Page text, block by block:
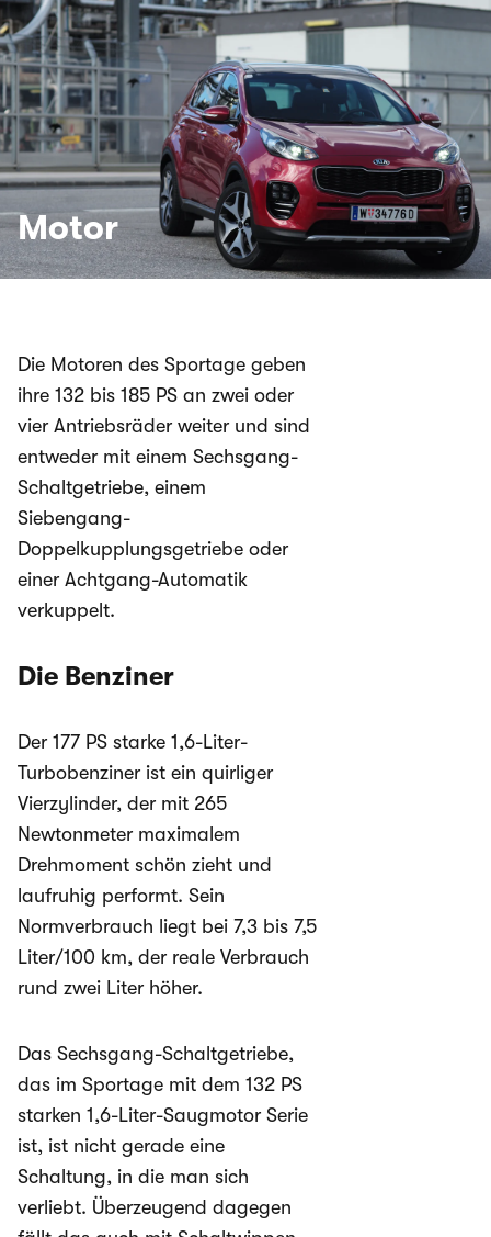
Motor
Die Motoren des Sportage geben
ihre 132 bis 185 PS an zwei oder
vier Antriebsräder weiter und sind
entweder mit einem Sechsgang-
Schaltgetriebe, einem
Siebengang-
Doppelkupplungsgetriebe oder
einer Achtgang-Automatik
verkuppelt.
Die Benziner
Der 177 PS starke 1,6-Liter-
Turbobenziner ist ein quirliger
Vierzylinder, der mit 265
Newtonmeter maximalem
Drehmoment schön zieht und
laufruhig performt. Sein
Normverbrauch liegt bei 7,3 bis 7,5
Liter/100 km, der reale Verbrauch
rund zwei Liter höher.
Das Sechsgang-Schaltgetriebe,
das im Sportage mit dem 132 PS
starken 1,6-Liter-Saugmotor Serie
ist, ist nicht gerade eine
Schaltung, in die man sich
verliebt. Überzeugend dagegen